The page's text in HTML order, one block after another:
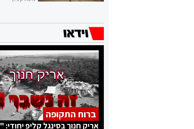
ברוח התקופה
אריק חנוך בסינגל קליפ יחודי: